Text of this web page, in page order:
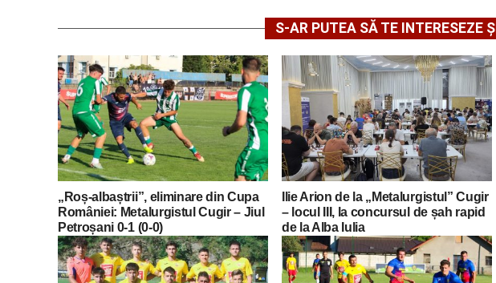
S-AR PUTEA SĂ TE INTERESEZE ȘI
„Roș-albaștrii”, eliminare din Cupa
României: Metalurgistul Cugir – Jiul
Petroșani 0-1 (0-0)
Ilie Arion de la „Metalurgistul” Cugir
– locul III, la concursul de șah rapid
de la Alba Iulia